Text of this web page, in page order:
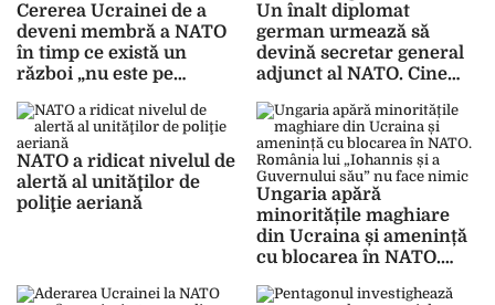
Cererea Ucrainei de a
deveni membră a NATO
în timp ce există un
război „nu este pe
Un înalt diplomat
german urmează să
devină secretar general
adjunct al NATO. Cine
NATO a ridicat nivelul de
alertă al unităţilor de
poliţie aeriană
Ungaria apără
minoritățile maghiare
din Ucraina și amenință
cu blocarea în NATO.
a Guvernului său” nu